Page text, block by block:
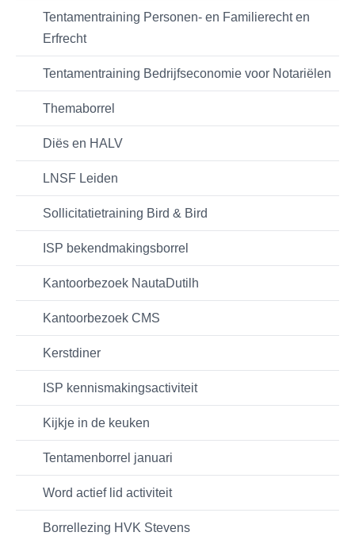
Tentamentraining Personen- en Familierecht en
Erfrecht
Tentamentraining Bedrijfseconomie voor Notariëlen
Themaborrel
Diës en HALV
LNSF Leiden
Sollicitatietraining Bird & Bird
ISP bekendmakingsborrel
Kantoorbezoek NautaDutilh
Kantoorbezoek CMS
Kerstdiner
ISP kennismakingsactiviteit
Kijkje in de keuken
Tentamenborrel januari
Word actief lid activiteit
Borrellezing HVK Stevens